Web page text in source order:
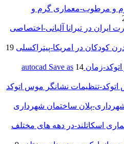
گرم و مرطوب-معماری گرم و
در تیرانا آلبانی-اختصاصی
کودکان در امریکا-پیتراکسلی 19
14
تنظیمات نشانگر موس اتوکد
شهرداری-پلان ساختمان شهرداری
اسکاتلند-در دهه های مختلف